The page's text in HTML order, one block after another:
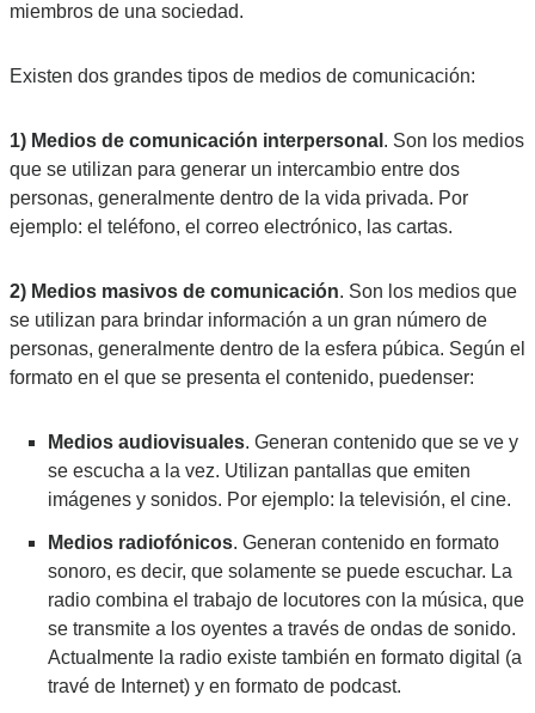
miembros de una sociedad.
Existen dos grandes tipos de medios de comunicación:
1) Medios de comunicación interpersonal . Son los medios
que se utilizan para generar un intercambio entre dos
personas, generalmente dentro de la vida privada. Por
ejemplo: el teléfono, el correo electrónico, las cartas.
2) Medios masivos de comunicación. Son los medios que
se utilizan para brindar información a un gran número de
personas, generalmente dentro de la esfera púbica. Según el
formato en el que se presenta el contenido, puedenser:
Medios audiovisuales. Generan contenido que se ve y
se escucha a la vez. Utilizan pantallas que emiten
imágenes y sonidos. Por ejemplo: la televisión, el cine.
Medios radiofónicos. Generan contenido en formato
sonoro, es decir, que solamente se puede escuchar. La
radio combina el trabajo de locutores con la música, que
se transmite a los oyentes a través de ondas de sonido.
Actualmente la radio existe también en formato digital (a
travé de Internet) y en formato de podcast.